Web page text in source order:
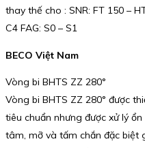
thay thế cho : SNR: FT 150 –
C4 FAG: S0 – S1
BECO Việt Nam
Vòng bi BHTS ZZ 280°
Vòng bi BHTS ZZ 280° được
tiêu chuẩn nhưng được xử lý
tâm, mỡ và tấm chắn đặc biệt